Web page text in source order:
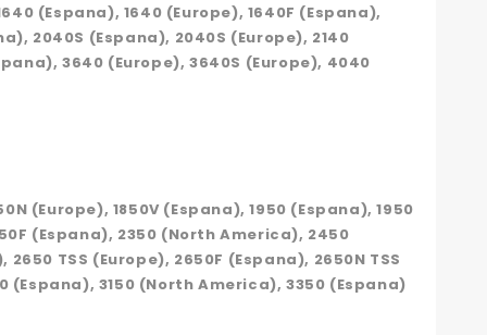
(Espana), 1640 (Europe), 1640F (Espana),
2040S (Espana), 2040S (Europe), 2140
3640 (Europe), 3640S (Europe), 4040
(Europe), 1850V (Espana), 1950 (Espana), 1950
(Espana), 2350 (North America), 2450
TSS (Europe), 2650F (Espana), 2650N TSS
(Espana), 3150 (North America), 3350 (Espana)